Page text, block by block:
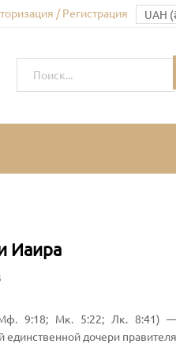
/ Регистрация
Иаира
9:18; Мк. 5:22; Лк. 8:41) —
дочери